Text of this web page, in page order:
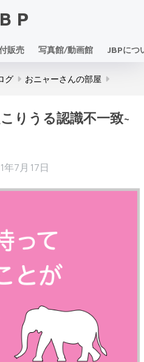
販売 写真館/動画館 JBPにつ
グ おニャーさんの部屋
りうる認識不一致~
年7月17日